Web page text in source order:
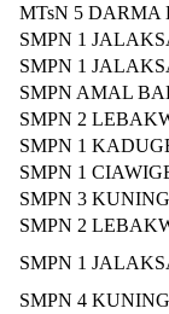
MTsN 5 DARMA
SMPN 1
SMPN 1
SMPN AMAL
SMPN 2
SMPN 1
SMPN 1
SMPN 3
SMPN 2
SMPN 1
SMPN 4